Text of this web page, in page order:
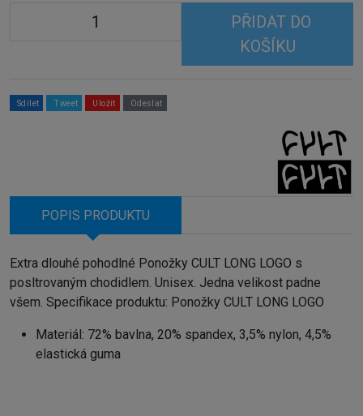
PŘIDAT DO
KOŠÍKU
Sdílet Tweet Uložit Odeslat
POPIS PRODUKTU
Extra dlouhé pohodlné Ponožky CULT LONG LOGO s
posltrovaným chodidlem. Unisex. Jedna velikost padne
všem. Specifikace produktu: Ponožky CULT LONG LOGO
Materiál: 72% bavlna, 20% spandex, 3,5% nylon, 4,5%
elastická guma